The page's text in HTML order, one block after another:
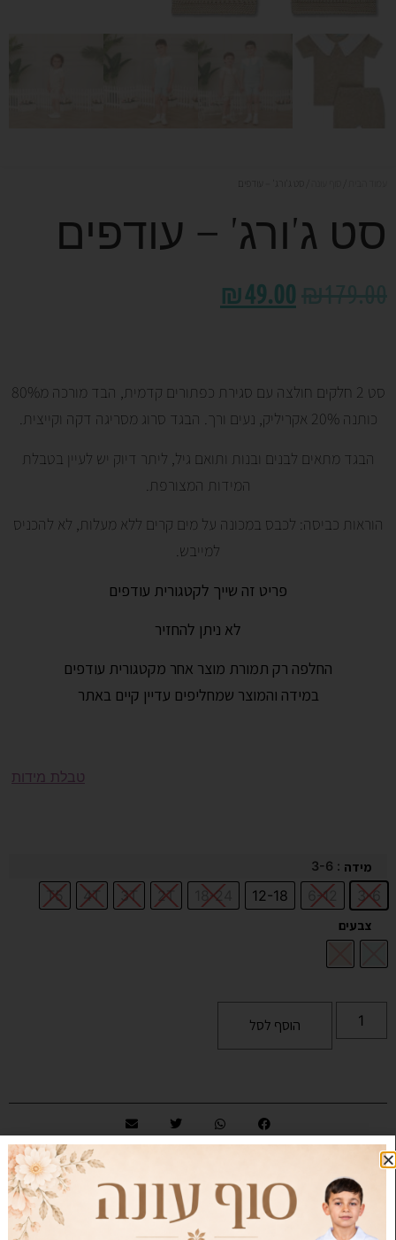
סט ג'ורג' – עודפים
₪49.00
סט 2 חלקים חולצה עם סגירת כפתורים קדמית, הבד מורכה מ80%
כותנה 20% אקריליק, נעים ורך. הבגד סרוג מסריגה דקה וקייצית.
הבגד מתאים לבנים ובנות ותואם גיל, ליתר דיוק יש לעיין בטבלת
המידות המצורפת.
הוראות כביסה: לכבס במכונה על מים קרים ללא מעלות, לא להכניס
למייבש.
פריט זה שייך לקטגורית עודפים
לא ניתן להחזיר
החלפה רק תמורת מוצר אחר מקטגורית עודפים
במידה והמוצר שמחליפים עדיין קיים באתר
טבלת מידות
מידה : 3-6
3-6
6-12
12-18
18-24
2T
3T
4T
T5
צבעים
הוסף לסל